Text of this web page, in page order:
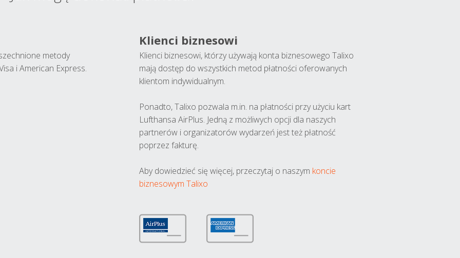
metody
i American Express.
Klienci biznesowi
Klienci biznesowi, którzy używają konta biznesowego Talixo
mają dostęp do wszystkich metod płatności oferowanych
klientom indywidualnym.
Ponadto, Talixo pozwala m.in. na płatności przy użyciu kart
Lufthansa AirPlus. Jedną z możliwych opcji dla naszych
partnerów i organizatorów wydarzeń jest też płatność
poprzez fakturę.
Aby dowiedzieć się więcej, przeczytaj o naszym koncie
biznesowym Talixo